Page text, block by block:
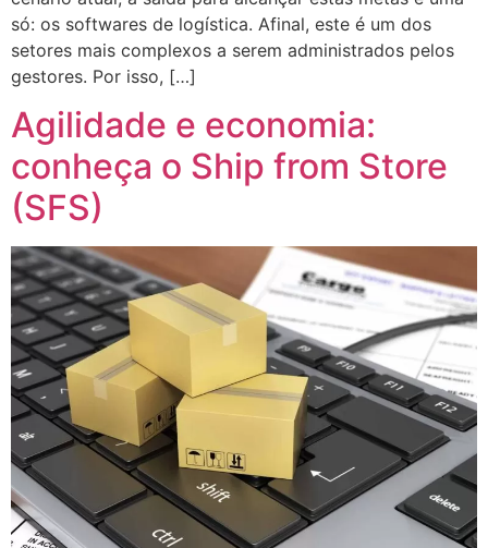
só: os softwares de logística. Afinal, este é um dos
setores mais complexos a serem administrados pelos
gestores. Por isso, […]
Agilidade e economia:
conheça o Ship from Store
(SFS)